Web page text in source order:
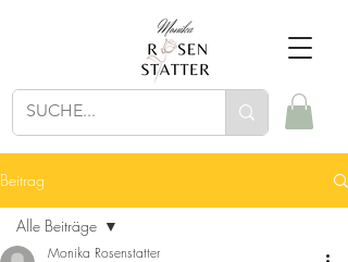
Beitrag
Alle Beiträge
Monika Rosenstatter